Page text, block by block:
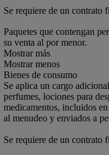
Se requiere de un contrato
Paquetes que contengan
su venta al por menor.
Mostrar más
Mostrar menos
Bienes de consumo
Se aplica un cargo
perfumes, lociones para
medicamentos, incluidos
al menudeo y enviados a
Se requiere de un contrato